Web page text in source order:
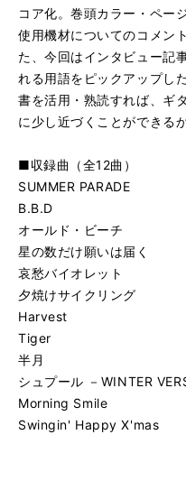
コア化。巻頭カラー・ペー
使用機材についてのコメン
た、今回はインタビュー記
れる用語をピックアップし
書を活用・熟読すれば、ギ
に少し近づくことができる
■収録曲（全12曲）
SUMMER PARADE
B.B.D
オールド・ビーチ
星の数だけ願いは届く
哀愁バイオレット
夕焼けサイクリング
Harvest
Tiger
半月
シュプール －WINTER
Morning Smile
Swingin' Happy X'mas